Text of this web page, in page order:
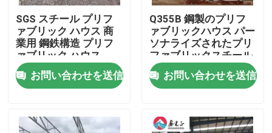
SGS スチール プリフ
ァブリック ハウス 商
業用 鋼鉄構造 プリフ
ァブリック ハウス
お問い合わせを送信
Q355B 鋼製のプリフ
ァブリックハウス パー
ソナライズされたプリ
ファブリックスチール
倉庫
お問い合わせを送信